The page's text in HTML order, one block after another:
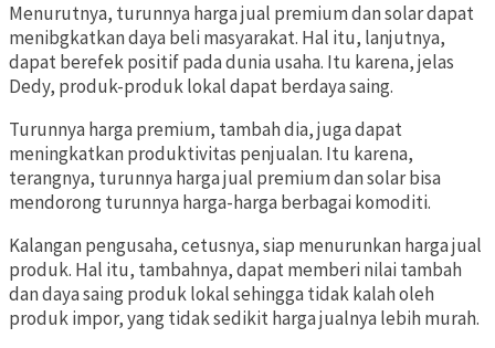
Menurutnya, turunnya harga jual premium dan solar dapat
menibgkatkan daya beli masyarakat. Hal itu, lanjutnya,
dapat berefek positif pada dunia usaha. Itu karena, jelas
Dedy, produk-produk lokal dapat berdaya saing.
Turunnya harga premium, tambah dia, juga dapat
meningkatkan produktivitas penjualan. Itu karena,
terangnya, turunnya harga jual premium dan solar bisa
mendorong turunnya harga-harga berbagai komoditi.
Kalangan pengusaha, cetusnya, siap menurunkan harga jual
produk. Hal itu, tambahnya, dapat memberi nilai tambah
dan daya saing produk lokal sehingga tidak kalah oleh
produk impor, yang tidak sedikit harga jualnya lebih murah.